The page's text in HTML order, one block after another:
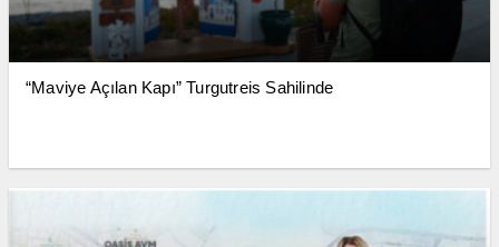
“Maviye Açılan Kapı” Turgutreis Sahilinde